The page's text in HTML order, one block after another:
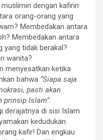
dengan kafirin
orang-orang yang
Membedakan antara
Membedakan antara
yang tidak berakal?
wanita?
menyesatkan ketika
bahwa “Siapa saja
pasti akan
prinsip Islam”.
derajatnya di sisi Islam
kedudukan
kafir! Dan engkau